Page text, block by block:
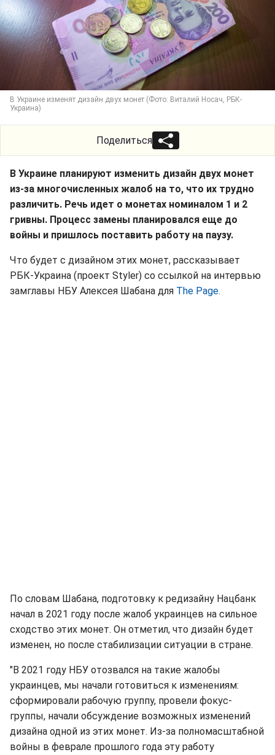
В Украине изменят дизайн двух монет (Фото: Виталий Носач, РБК-
Украина)
Поделиться
В Украине планируют изменить дизайн двух монет
из-за многочисленных жалоб на то, что их трудно
различить. Речь идет о монетах номиналом 1 и 2
гривны. Процесс замены планировался еще до
войны и пришлось поставить работу на паузу.
Что будет с дизайном этих монет, рассказывает
РБК-Украина (проект Styler) со ссылкой на интервью
замглавы НБУ Алексея Шабана для The Page.
По словам Шабана, подготовку к редизайну Нацбанк
начал в 2021 году после жалоб украинцев на сильное
сходство этих монет. Он отметил, что дизайн будет
изменен, но после стабилизации ситуации в стране.
"В 2021 году НБУ отозвался на такие жалобы
украинцев, мы начали готовиться к изменениям:
сформировали рабочую группу, провели фокус-
группы, начали обсуждение возможных изменений
дизайна одной из этих монет. Из-за полномасштабной
войны в феврале прошлого года эту работу